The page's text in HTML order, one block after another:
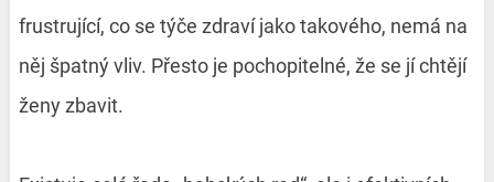
frustrující, co se týče zdraví jako takového, nemá na
něj špatný vliv. Přesto je pochopitelné, že se jí chtějí
ženy zbavit.